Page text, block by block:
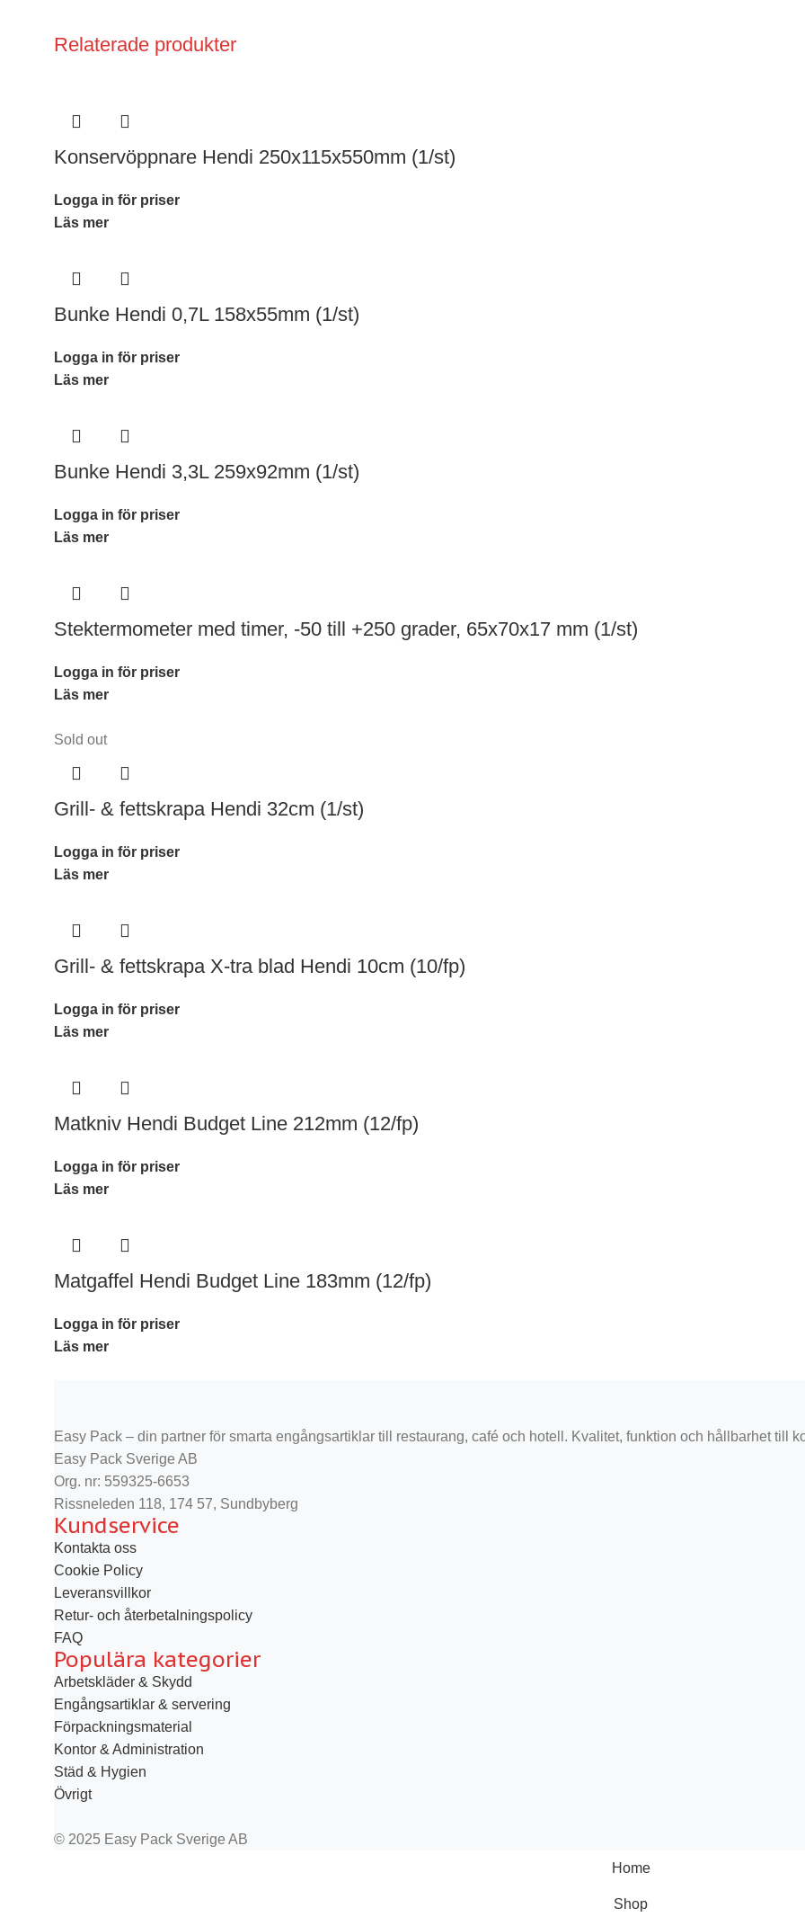
Relaterade produkter
Konservöppnare Hendi 250x115x550mm (1/st)
Logga in för priser
Läs mer
Bunke Hendi 0,7L 158x55mm (1/st)
Logga in för priser
Läs mer
Bunke Hendi 3,3L 259x92mm (1/st)
Logga in för priser
Läs mer
Stektermometer med timer, -50 till +250 grader, 65x70x17 mm (1/st)
Logga in för priser
Läs mer
Sold out
Grill- & fettskrapa Hendi 32cm (1/st)
Logga in för priser
Läs mer
Grill- & fettskrapa X-tra blad Hendi 10cm (10/fp)
Logga in för priser
Läs mer
Matkniv Hendi Budget Line 212mm (12/fp)
Logga in för priser
Läs mer
Matgaffel Hendi Budget Line 183mm (12/fp)
Logga in för priser
Läs mer
Easy Pack – din partner för smarta engångsartiklar till restaurang, café och hotell. Kvalitet, funktion och hållbarhet till
Easy Pack Sverige AB
Org. nr: 559325-6653
Rissneleden 118, 174 57, Sundbyberg
Kundservice
Kontakta oss
Cookie Policy
Leveransvillkor
Retur- och återbetalningspolicy
FAQ
Populära kategorier
Arbetskläder & Skydd
Engångsartiklar & servering
Förpackningsmaterial
Kontor & Administration
Städ & Hygien
Övrigt
© 2025 Easy Pack Sverige AB
Home
Shop